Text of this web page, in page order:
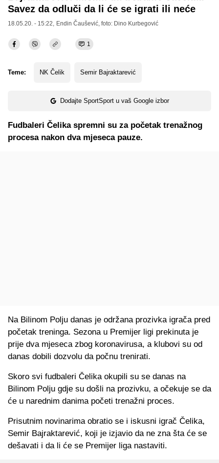
Savez da odluči da li će se igrati ili neće
18.05.20. - 15:22, Endin Čaušević , foto: Dino Kurbegović
1
Teme: NK Čelik Semir Bajraktarević
Dodajte SportSport u vaš Google izbor
Fudbaleri Čelika spremni su za početak trenažnog
procesa nakon dva mjeseca pauze.
Na Bilinom Polju danas je održana prozivka igrača pred
početak treninga. Sezona u Premijer ligi prekinuta je
prije dva mjeseca zbog koronavirusa, a klubovi su od
danas dobili dozvolu da počnu trenirati.
Skoro svi fudbaleri Čelika okupili su se danas na
Bilinom Polju gdje su došli na prozivku, a očekuje se da
će u narednim danima početi trenažni proces.
Prisutnim novinarima obratio se i iskusni igrač Čelika,
Semir Bajraktarević, koji je izjavio da ne zna šta će se
dešavati i da li će se Premijer liga nastaviti.